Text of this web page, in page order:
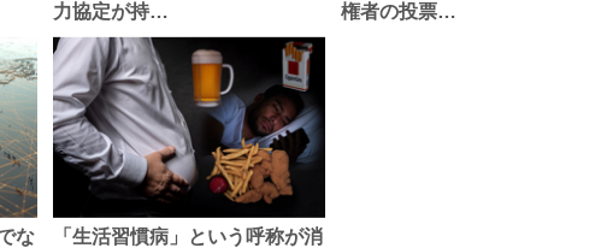
力協定が持…
権者の投票…
な
「生活習慣病」という呼称が消